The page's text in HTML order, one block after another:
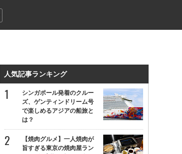
人気記事ランキング
シンガポール発着のクルー
ズ、ゲンティンドリーム号
で楽しめるアジアの船旅と
は？
【焼肉グルメ】一人焼肉が
旨すぎる東京の焼肉屋ラン